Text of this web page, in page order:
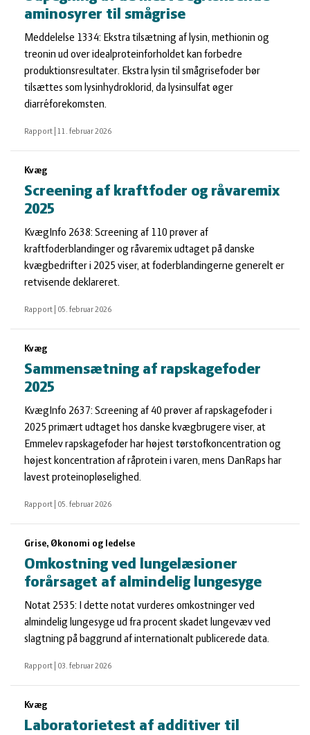
aminosyrer til smågrise
Meddelelse 1334: Ekstra tilsætning af lysin, methionin og
treonin ud over idealproteinforholdet kan forbedre
produktionsresultater. Ekstra lysin til smågrisefoder bør
tilsættes som lysinhydroklorid, da lysinsulfat øger
diarréforekomsten.
Rapport 11. februar 2026
Kvæg
Screening af kraftfoder og råvaremix
2025
KvægInfo 2638: Screening af 110 prøver af
kraftfoderblandinger og råvaremix udtaget på danske
kvægbedrifter i 2025 viser, at foderblandingerne generelt er
retvisende deklareret.
Rapport 05. februar 2026
Kvæg
Sammensætning af rapskagefoder
2025
KvægInfo 2637: Screening af 40 prøver af rapskagefoder i
2025 primært udtaget hos danske kvægbrugere viser, at
Emmelev rapskagefoder har højest tørstofkoncentration og
højest koncentration af råprotein i varen, mens DanRaps har
lavest proteinopløselighed.
Rapport 05. februar 2026
Grise, Økonomi og ledelse
Omkostning ved lungelæsioner
forårsaget af almindelig lungesyge
Notat 2535: I dette notat vurderes omkostninger ved
almindelig lungesyge ud fra procent skadet lungevæv ved
slagtning på baggrund af internationalt publicerede data.
Rapport 03. februar 2026
Kvæg
Laboratorietest af additiver til